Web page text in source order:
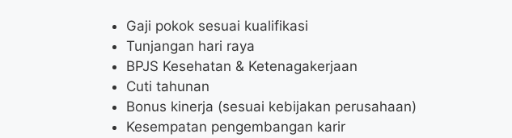
Gaji pokok sesuai kualifikasi
Tunjangan hari raya
BPJS Kesehatan & Ketenagakerjaan
Cuti tahunan
Bonus kinerja (sesuai kebijakan perusahaan)
Kesempatan pengembangan karir